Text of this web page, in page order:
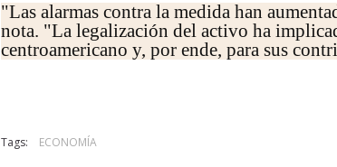
"Las alarmas contra la medida han
nota. "La legalización del activo ha
centroamericano y, por ende, para sus
Tags: ECONOMÍA